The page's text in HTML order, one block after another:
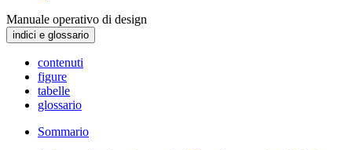
Manuale operativo di design
indici e glossario
contenuti
figure
tabelle
glossario
Sommario